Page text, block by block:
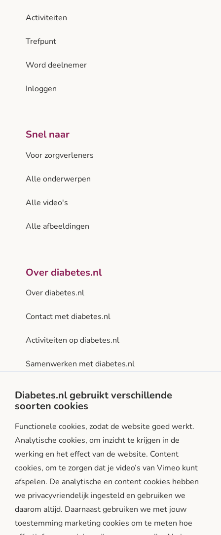
Activiteiten
Trefpunt
Word deelnemer
Inloggen
Snel naar
Voor zorgverleners
Alle onderwerpen
Alle video's
Alle afbeeldingen
Over diabetes.nl
Over diabetes.nl
Contact met diabetes.nl
Activiteiten op diabetes.nl
Samenwerken met diabetes.nl
diabetes.nl is een initiatief van:
Diabetes.nl gebruikt verschillende
soorten cookies
Functionele cookies, zodat de website goed werkt.
Analytische cookies, om inzicht te krijgen in de
werking en het effect van de website. Content
cookies, om te zorgen dat je video’s van Vimeo kunt
afspelen. De analytische en content cookies hebben
we privacyvriendelijk ingesteld en gebruiken we
daarom altijd. Daarnaast gebruiken we met jouw
toestemming marketing cookies om te meten hoe